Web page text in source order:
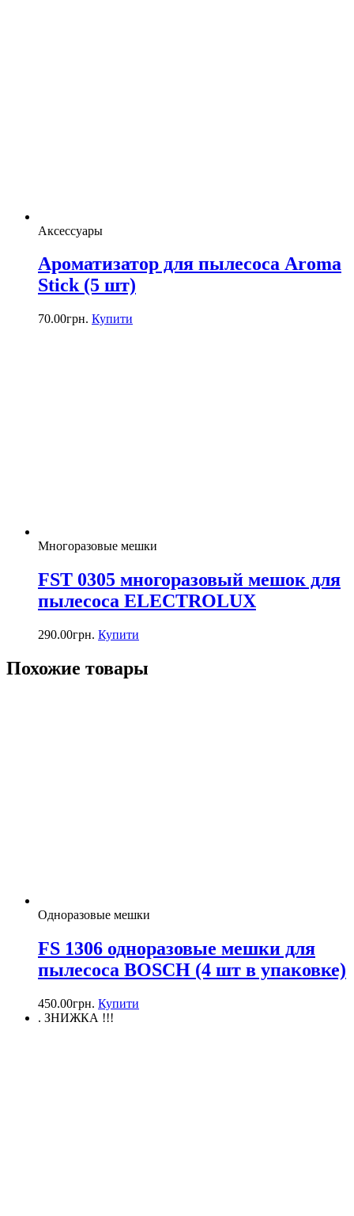
Аксессуары
Ароматизатор для пылесоса Aroma
Stick (5 шт)
70.00грн. Купити
Многоразовые мешки
FST 0305 многоразовый мешок для
пылесоса ELECTROLUX
290.00грн. Купити
Похожие товары
Одноразовые мешки
FS 1306 одноразовые мешки для
пылесоса BOSCH (4 шт в упаковке)
450.00грн. Купити
. ЗНИЖКА !!!